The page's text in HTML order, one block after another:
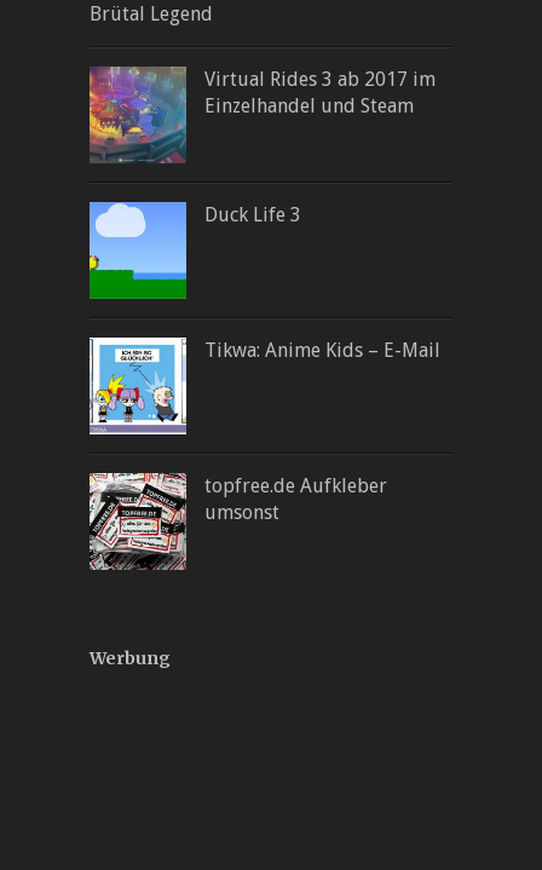
Brütal Legend
Virtual Rides 3 ab 2017 im
Einzelhandel und Steam
Duck Life 3
Tikwa: Anime Kids – E-Mail
topfree.de Aufkleber
umsonst
Werbung